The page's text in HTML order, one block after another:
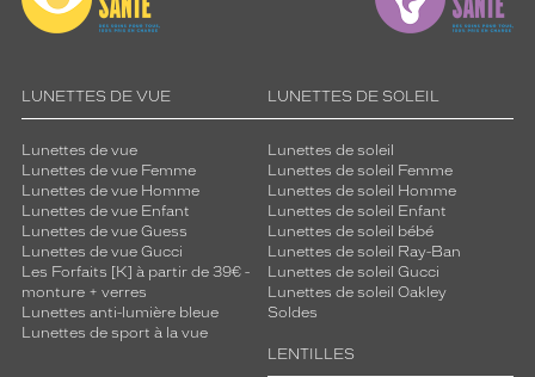
LUNETTES DE VUE
Lunettes de vue
Lunettes de vue Femme
Lunettes de vue Homme
Lunettes de vue Enfant
Lunettes de vue Guess
Lunettes de vue Gucci
Les Forfaits [K] à partir de 39€ -
monture + verres
Lunettes anti-lumière bleue
Lunettes de sport à la vue
LUNETTES DE SOLEIL
Lunettes de soleil
Lunettes de soleil Femme
Lunettes de soleil Homme
Lunettes de soleil Enfant
Lunettes de soleil bébé
Lunettes de soleil Ray-Ban
Lunettes de soleil Gucci
Lunettes de soleil Oakley
Soldes
LENTILLES